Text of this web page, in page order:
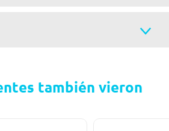
también vieron